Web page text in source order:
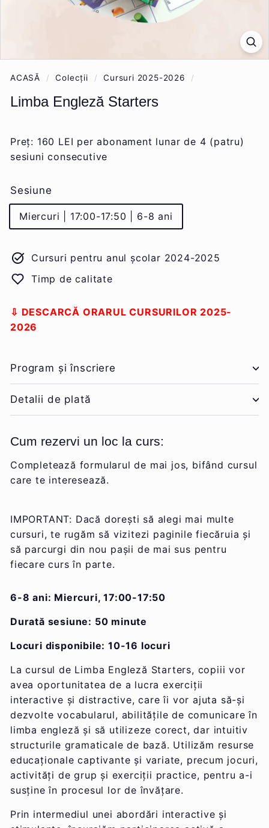
ACASĂ / Colecții / Cursuri 2025-2026 /
Limba Engleză Starters
Preț: 160 LEI per abonament lunar de 4 (patru)
sesiuni consecutive
Sesiune
Miercuri | 17:00-17:50 | 6-8 ani
Cursuri pentru anul școlar 2024-2025
Timp de calitate
⇩ DESCARCĂ ORARUL CURSURILOR 2025-
2026
Program și înscriere
Detalii de plată
Cum rezervi un loc la curs:
Completează formularul de mai jos, bifând cursul
care te interesează.
IMPORTANT: Dacă dorești să alegi mai multe
cursuri, te rugăm să vizitezi paginile fiecăruia și
să parcurgi din nou pașii de mai sus pentru
fiecare curs în parte.
6-8 ani: Miercuri, 17:00-17:50
Durată sesiune: 50 minute
Locuri disponibile: 10-16 locuri
La cursul de Limba Engleză Starters, copiii vor
avea oportunitatea de a lucra exerciții
interactive și distractive, care îi vor ajuta să-și
dezvolte vocabularul, abilitățile de comunicare în
limba engleză și să utilizeze corect, dar intuitiv
structurile gramaticale de bază. Utilizăm resurse
educaționale captivante și variate, precum jocuri,
activități de grup și exerciții practice, pentru a-i
susține în procesul lor de învățare.
Prin intermediul unei abordări interactive și